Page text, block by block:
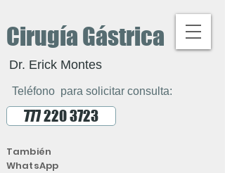
Cirugía Gástrica
Dr. Erick Montes
Teléfono para solicitar consulta:
777 220 3723
También
WhatsApp